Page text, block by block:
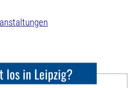
los in Leipzig?